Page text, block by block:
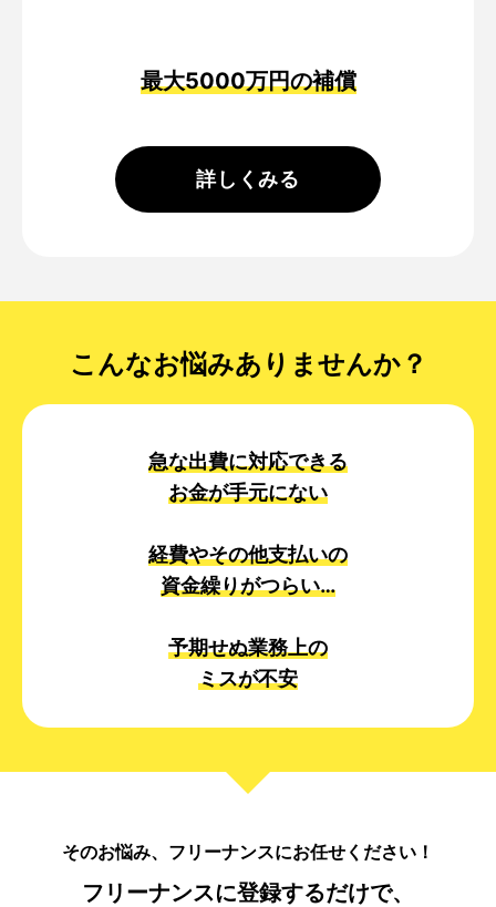
最大5000万円の補償
詳しくみる
こんなお悩みありませんか？
急な出費に対応できる
お金が手元にない
経費やその他支払いの
資金繰りがつらい…
予期せぬ業務上の
ミスが不安
そのお悩み、フリーナンスにお任せください！
フリーナンスに登録するだけで、